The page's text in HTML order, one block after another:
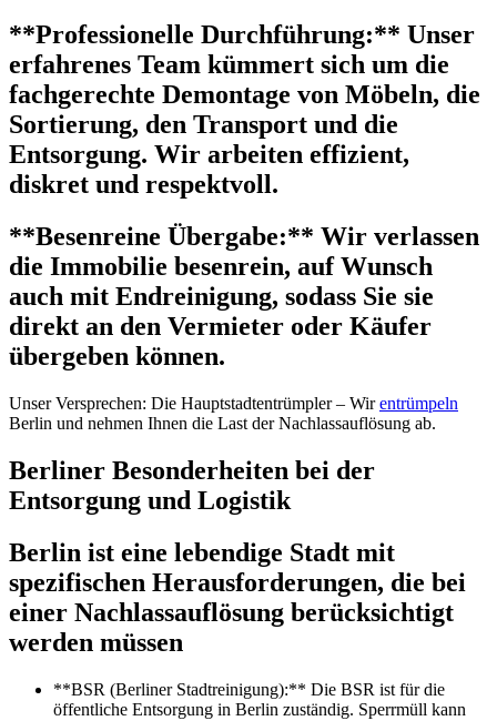
**Professionelle Durchführung:** Unser
erfahrenes Team kümmert sich um die
fachgerechte Demontage von Möbeln, die
Sortierung, den Transport und die
Entsorgung. Wir arbeiten effizient,
diskret und respektvoll.
**Besenreine Übergabe:** Wir verlassen
die Immobilie besenrein, auf Wunsch
auch mit Endreinigung, sodass Sie sie
direkt an den Vermieter oder Käufer
übergeben können.
Unser Versprechen: Die Hauptstadtentrümpler – Wirentrümpeln
Berlin und nehmen Ihnen die Last der Nachlassauflösung ab.
Berliner Besonderheiten bei der
Entsorgung und Logistik
Berlin ist eine lebendige Stadt mit
spezifischen Herausforderungen, die bei
einer Nachlassauflösung berücksichtigt
werden müssen
**BSR (Berliner Stadtreinigung):** Die BSR ist für die
öffentliche Entsorgung in Berlin zuständig. Sperrmüll kann